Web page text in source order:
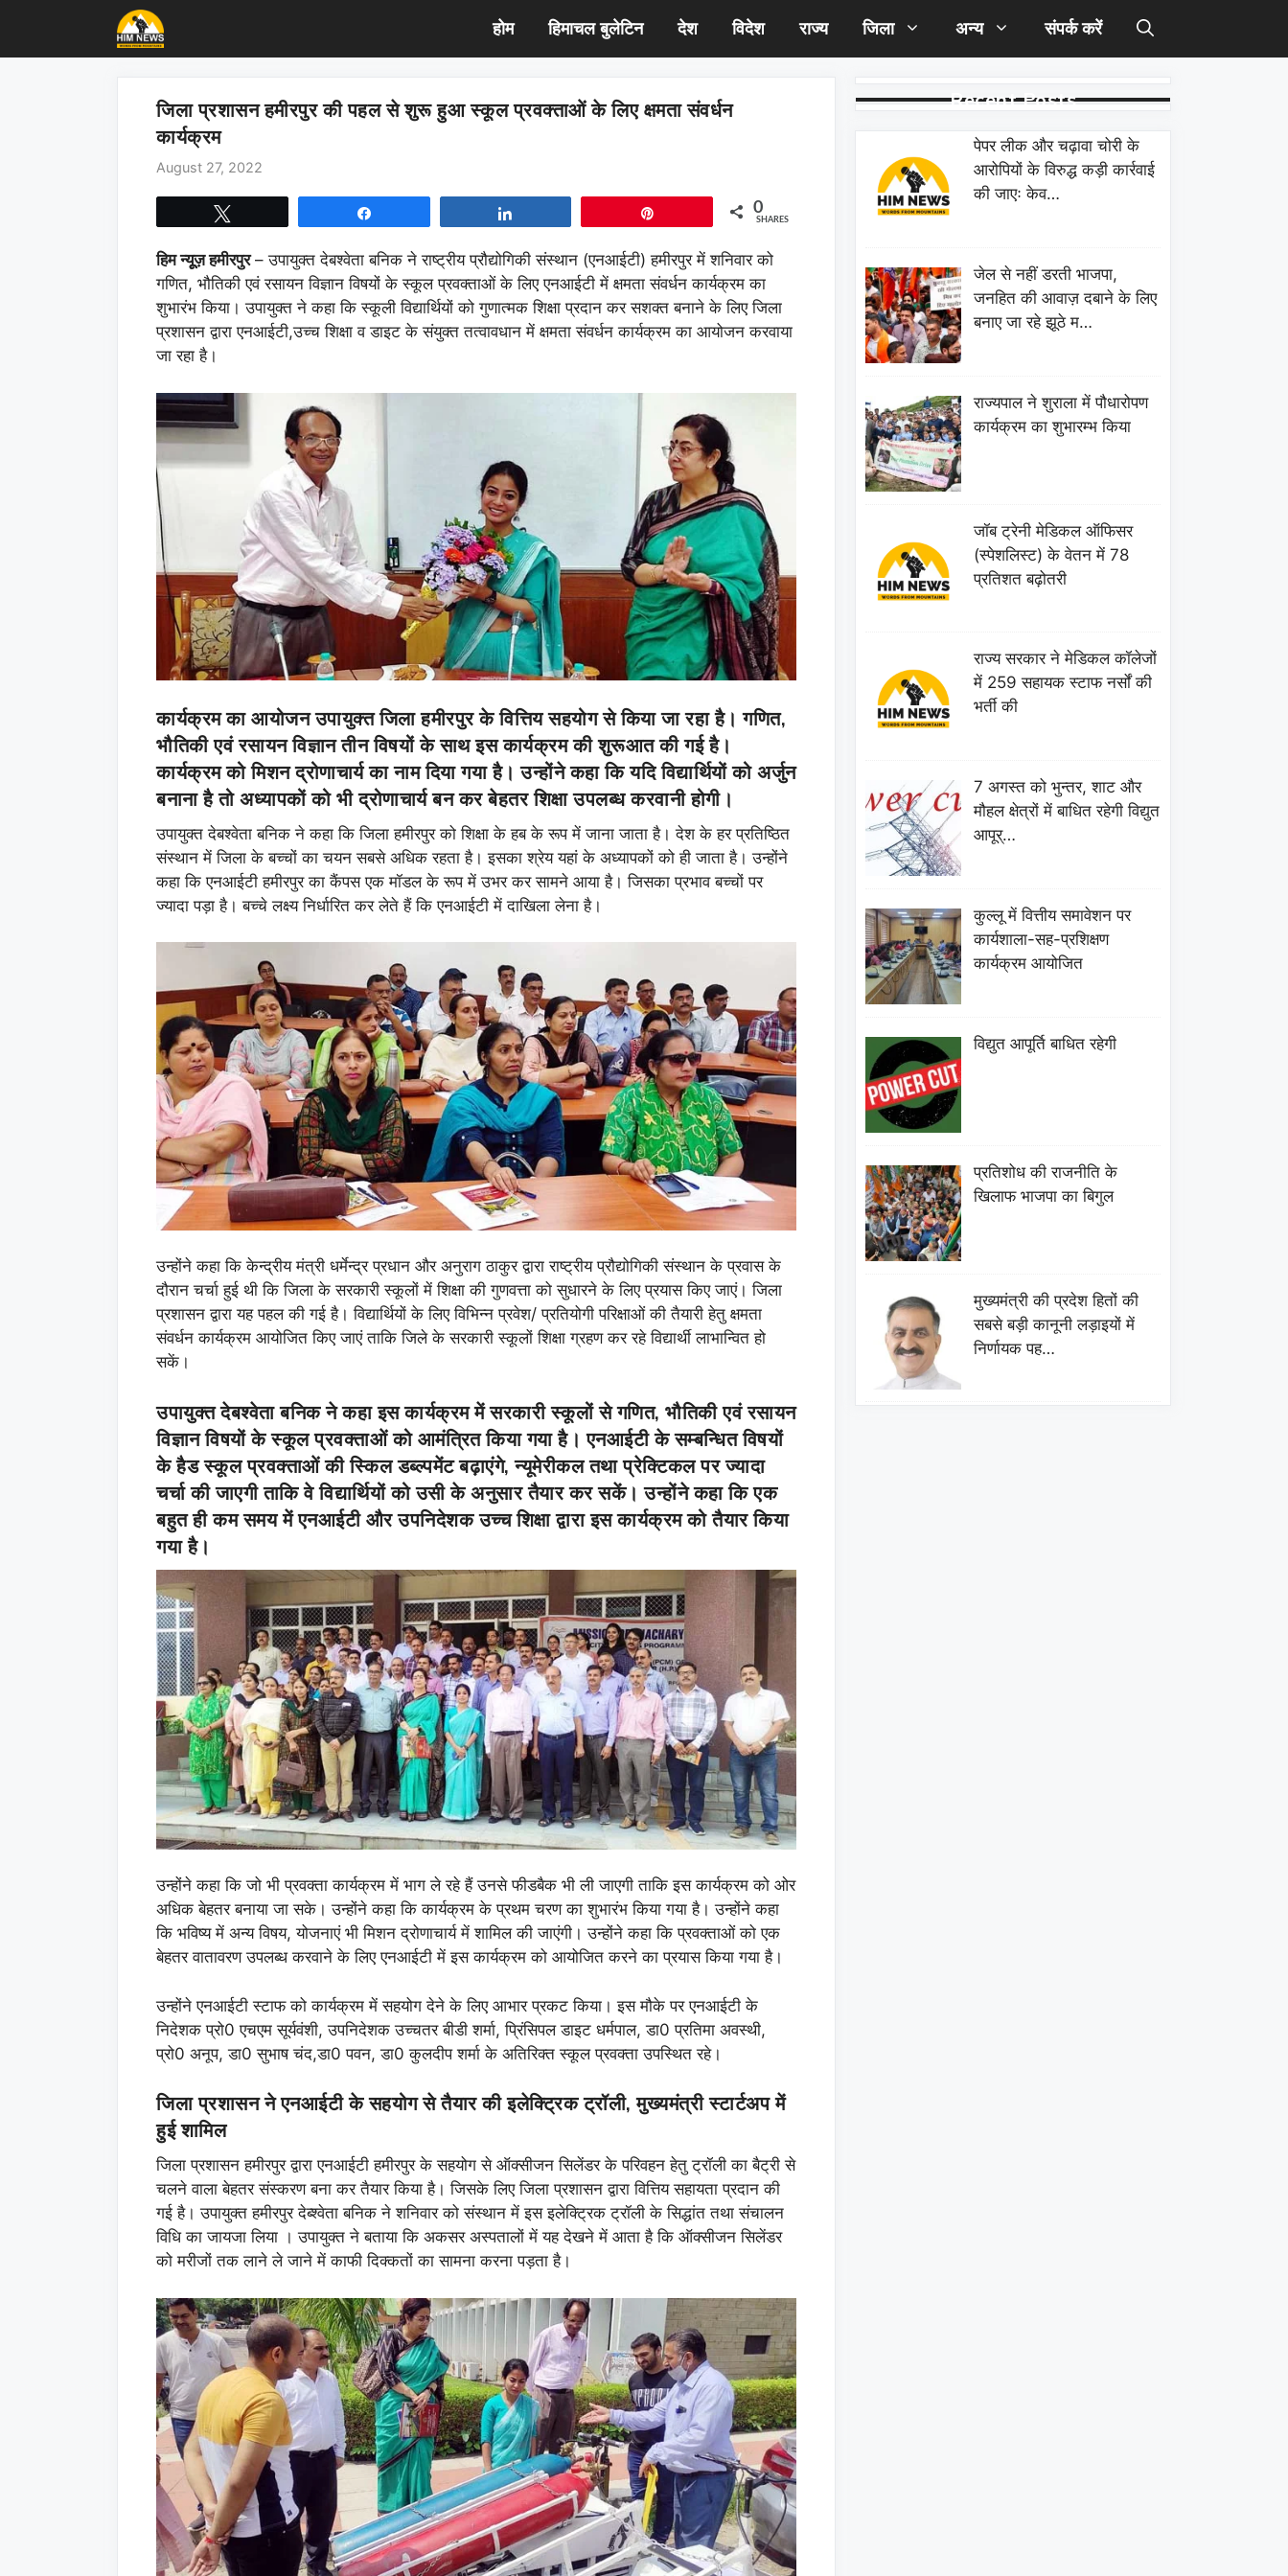
content
होम हिमाचल बुलेटिन देश विदेश राज्य जिला अन्य संपर्क करें
जिला प्रशासन हमीरपुर की पहल से शुरू हुआ स्कूल प्रवक्ताओं के लिए क्षमता संवर्धन
कार्यक्रम
August 27, 2022
0
SHARES
हिम न्यूूज़ हमीरपुर– उपायुक्त देबश्वेता बनिक ने राष्ट्रीय प्रौद्योगिकी संस्थान (एनआईटी) हमीरपुर में शनिवार को
गणित, भौतिकी एवं रसायन विज्ञान विषयों के स्कूल प्रवक्ताओं के लिए एनआईटी में क्षमता संवर्धन कार्यक्रम का
शुभारंभ किया। उपायुक्त ने कहा कि स्कूली विद्यार्थियों को गुणात्मक शिक्षा प्रदान कर सशक्त बनाने के लिए जिला
प्रशासन द्वारा एनआईटी,उच्च शिक्षा व डाइट के संयुक्त तत्वावधान में क्षमता संवर्धन कार्यक्रम का आयोजन करवाया
जा रहा है।
कार्यक्रम का आयोजन उपायुक्त जिला हमीरपुर के वित्तिय सहयोग से किया जा रहा है। गणित,
भौतिकी एवं रसायन विज्ञान तीन विषयों के साथ इस कार्यक्रम की शुरूआत की गई है।
कार्यक्रम को मिशन द्रोणाचार्य का नाम दिया गया है। उन्होंने कहा कि यदि विद्यार्थियों को अर्जुन
बनाना है तो अध्यापकों को भी द्रोणाचार्य बन कर बेहतर शिक्षा उपलब्ध करवानी होगी।
उपायुक्त देबश्वेता बनिक ने कहा कि जिला हमीरपुर को शिक्षा के हब के रूप में जाना जाता है। देश के हर प्रतिष्ठित
संस्थान में जिला के बच्चों का चयन सबसे अधिक रहता है। इसका श्रेय यहां के अध्यापकों को ही जाता है। उन्होंने
कहा कि एनआईटी हमीरपुर का कैंपस एक मॉडल के रूप में उभर कर सामने आया है। जिसका प्रभाव बच्चों पर
ज्यादा पड़ा है। बच्चे लक्ष्य निर्धारित कर लेते हैं कि एनआईटी में दाखिला लेना है।
उन्होंने कहा कि केन्द्रीय मंत्री धर्मेन्द्र प्रधान और अनुराग ठाकुर द्वारा राष्ट्रीय प्रौद्योगिकी संस्थान के प्रवास के
दौरान चर्चा हुई थी कि जिला के सरकारी स्कूलों में शिक्षा की गुणवत्ता को सुधारने के लिए प्रयास किए जाएं। जिला
प्रशासन द्वारा यह पहल की गई है। विद्यार्थियों के लिए विभिन्न प्रवेश/ प्रतियोगी परिक्षाओं की तैयारी हेतु क्षमता
संवर्धन कार्यक्रम आयोजित किए जाएं ताकि जिले के सरकारी स्कूलों शिक्षा ग्रहण कर रहे विद्यार्थी लाभान्वित हो
सकें।
उपायुक्त देबश्वेता बनिक ने कहा इस कार्यक्रम में सरकारी स्कूलों से गणित, भौतिकी एवं रसायन
विज्ञान विषयों के स्कूल प्रवक्ताओं को आमंत्रित किया गया है। एनआईटी के सम्बन्धित विषयों
के हैड स्कूल प्रवक्ताओं की स्किल डब्ल्पमेंट बढ़ाएंगे, न्यूमेरीकल तथा प्रेक्टिकल पर ज्यादा
चर्चा की जाएगी ताकि वे विद्यार्थियों को उसी के अनुसार तैयार कर सकें। उन्होंने कहा कि एक
बहुत ही कम समय में एनआईटी और उपनिदेशक उच्च शिक्षा द्वारा इस कार्यक्रम को तैयार किया
गया है।
उन्होंने कहा कि जो भी प्रवक्ता कार्यक्रम में भाग ले रहे हैं उनसे फीडबैक भी ली जाएगी ताकि इस कार्यक्रम को ओर
अधिक बेहतर बनाया जा सके। उन्होंने कहा कि कार्यक्रम के प्रथम चरण का शुभारंभ किया गया है। उन्होंने कहा
कि भविष्य में अन्य विषय, योजनाएं भी मिशन द्रोणाचार्य में शामिल की जाएंगी। उन्होंने कहा कि प्रवक्ताओं को एक
बेहतर वातावरण उपलब्ध करवाने के लिए एनआईटी में इस कार्यक्रम को आयोजित करने का प्रयास किया गया है।
उन्होंने एनआईटी स्टाफ को कार्यक्रम में सहयोग देने के लिए आभार प्रकट किया। इस मौके पर एनआईटी के
निदेशक प्रो0 एचएम सूर्यवंशी, उपनिदेशक उच्चतर बीडी शर्मा, प्रिंसिपल डाइट धर्मपाल, डा0 प्रतिमा अवस्थी,
प्रो0 अनूप, डा0 सुभाष चंद,डा0 पवन, डा0 कुलदीप शर्मा के अतिरिक्त स्कूल प्रवक्ता उपस्थित रहे।
जिला प्रशासन ने एनआईटी के सहयोग से तैयार की इलेक्ट्रिक ट्रॉली, मुख्यमंत्री स्टार्टअप में
हुई शामिल
जिला प्रशासन हमीरपुर द्वारा एनआईटी हमीरपुर के सहयोग से ऑक्सीजन सिलेंडर के परिवहन हेतु ट्रॉली का बैट्री से
चलने वाला बेहतर संस्करण बना कर तैयार किया है। जिसके लिए जिला प्रशासन द्वारा वित्तिय सहायता प्रदान की
गई है। उपायुक्त हमीरपुर देब्श्वेता बनिक ने शनिवार को संस्थान में इस इलेक्ट्रिक ट्रॉली के सिद्धांत तथा संचालन
विधि का जायजा लिया । उपायुक्त ने बताया कि अकसर अस्पतालों में यह देखने में आता है कि ऑक्सीजन सिलेंडर
को मरीजों तक लाने ले जाने में काफी दिक्कतों का सामना करना पड़ता है।
Recent Posts
पेपर लीक और चढ़ावा चोरी के
आरोपियों के विरुद्ध कड़ी कार्रवाई
की जाएः केव…
जेल से नहीं डरती भाजपा,
जनहित की आवाज़ दबाने के लिए
बनाए जा रहे झूठे म…
राज्यपाल ने शुराला में पौधारोपण
कार्यक्रम का शुभारम्भ किया
जॉब ट्रेनी मेडिकल ऑफिसर
(स्पेशलिस्ट) के वेतन में 78
प्रतिशत बढ़ोतरी
राज्य सरकार ने मेडिकल कॉलेजों
में 259 सहायक स्टाफ नर्सों की
भर्ती की
7 अगस्त को भुन्तर, शाट और
मौहल क्षेत्रों में बाधित रहेगी विद्युत
आपूर्…
कुल्लू में वित्तीय समावेशन पर
कार्यशाला-सह-प्रशिक्षण
कार्यक्रम आयोजित
विद्युत आपूर्ति बाधित रहेगी
प्रतिशोध की राजनीति के
खिलाफ भाजपा का बिगुल
मुख्यमंत्री की प्रदेश हितों की
सबसे बड़ी कानूनी लड़ाइयों में
निर्णायक पह…